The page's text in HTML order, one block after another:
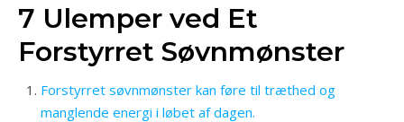
7 Ulemper ved Et
Forstyrret Søvnmønster
Forstyrret søvnmønster kan føre til træthed og
manglende energi i løbet af dagen.